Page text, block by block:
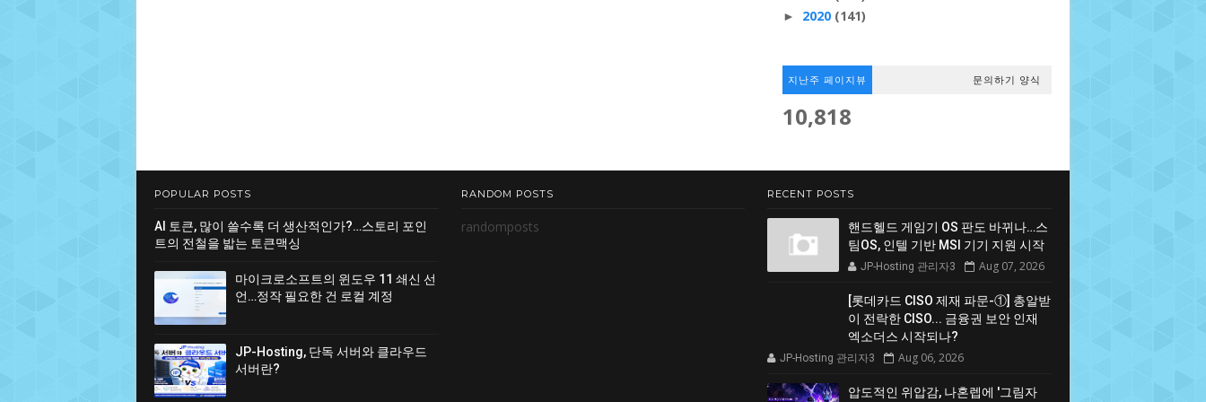
► 2020 (141)
지난주 페이지뷰 문의하기 양식
10,818
POPULAR POSTS
AI 토큰, 많이 쓸수록 더 생산적인가?…스토리 포인
트의 전철을 밟는 토큰맥싱
마이크로소프트의 윈도우 11 쇄신 선
언…정작 필요한 건 로컬 계정
JP-Hosting, 단독 서버와 클라우드
서버란?
RANDOM POSTS
randomposts
RECENT POSTS
핸드헬드 게임기 OS 판도 바뀌나…스
팀OS, 인텔 기반 MSI 기기 지원 시작
JP-Hosting 관리자3 Aug 07, 2026
[롯데카드 CISO 제재 파문-①] 총알받
이 전락한 CISO... 금융권 보안 인재
엑소더스 시작되나?
JP-Hosting 관리자3 Aug 06, 2026
압도적인 위압감, 나혼렙에 '그림자